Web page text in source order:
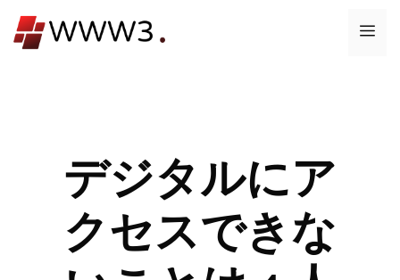
ン
メ
デジタルにア
クセスできな